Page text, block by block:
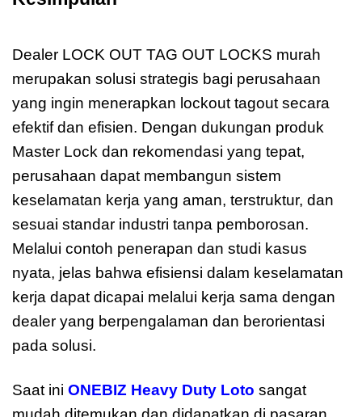
Dealer LOCK OUT TAG OUT LOCKS murah
merupakan solusi strategis bagi perusahaan
yang ingin menerapkan lockout tagout secara
efektif dan efisien. Dengan dukungan produk
Master Lock dan rekomendasi yang tepat,
perusahaan dapat membangun sistem
keselamatan kerja yang aman, terstruktur, dan
sesuai standar industri tanpa pemborosan.
Melalui contoh penerapan dan studi kasus
nyata, jelas bahwa efisiensi dalam keselamatan
kerja dapat dicapai melalui kerja sama dengan
dealer yang berpengalaman dan berorientasi
pada solusi.
Saat ini ONEBIZ Heavy Duty Loto sangat